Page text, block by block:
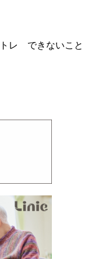
レ できないこと